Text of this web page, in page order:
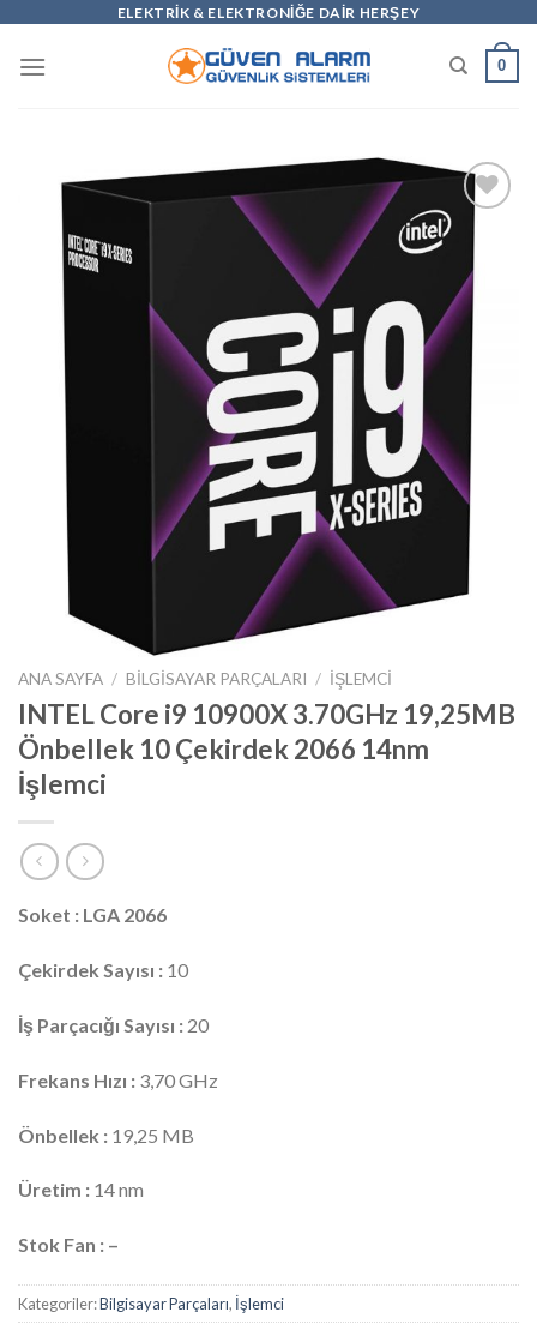
content
ELEKTRİK & ELEKTRONİĞE DAİR HERŞEY
0
Add to
wishlist
ANA SAYFA / BILGISAYAR PARÇALARI / İŞLEMCI
INTEL Core i9 10900X 3.70GHz 19,25MB
Önbellek 10 Çekirdek 2066 14nm
İşlemci
Soket : LGA 2066
Çekirdek Sayısı : 10
İş Parçacığı Sayısı : 20
Frekans Hızı : 3,70 GHz
Önbellek : 19,25 MB
Üretim : 14 nm
Stok Fan : –
Kategoriler:Bilgisayar Parçaları, İşlemci